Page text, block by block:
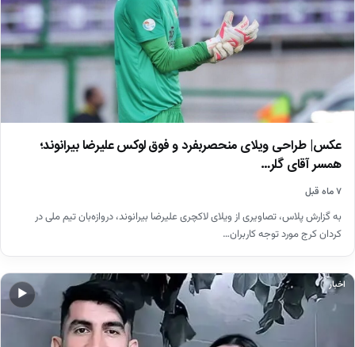
عکس| طراحی ویلای منحصربفرد و فوق لوکس علیرضا بیرانوند؛
همسر آقای گلر…
۷ ماه قبل
به گزارش پلاس، تصاویری از ویلای لاکچری علیرضا بیرانوند، دروازه‌بان تیم ملی در
کردان کرج مورد توجه کاربران…
▶
اخبار